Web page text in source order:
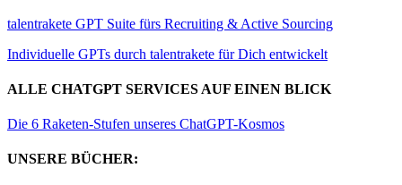
talentrakete GPT Suite fürs Recruiting & Active Sourcing
Individuelle GPTs durch talentrakete für Dich entwickelt
ALLE CHATGPT SERVICES AUF EINEN BLICK
Die 6 Raketen-Stufen unseres ChatGPT-Kosmos
UNSERE BÜCHER: